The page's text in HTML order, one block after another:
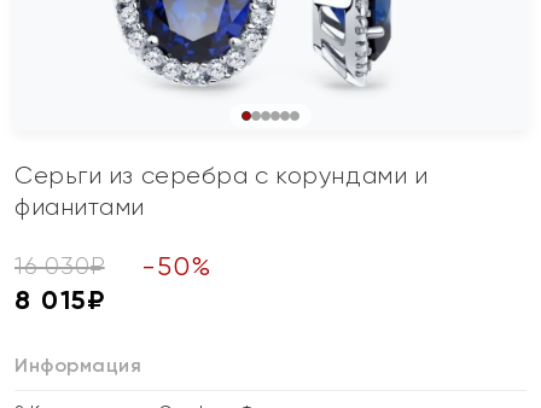
Серьги из серебра с корундами и
фианитами
16 030₽ -50%
8 015₽
Информация